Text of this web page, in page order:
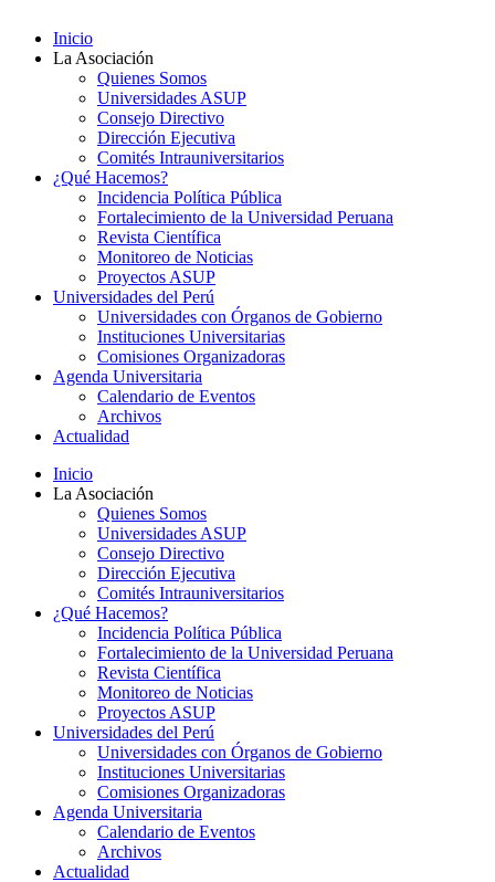
Inicio
La Asociación
Quienes Somos
Universidades ASUP
Consejo Directivo
Dirección Ejecutiva
Comités Intrauniversitarios
¿Qué Hacemos?
Incidencia Política Pública
Fortalecimiento de la Universidad Peruana
Revista Científica
Monitoreo de Noticias
Proyectos ASUP
Universidades del Perú
Universidades con Órganos de Gobierno
Instituciones Universitarias
Comisiones Organizadoras
Agenda Universitaria
Calendario de Eventos
Archivos
Actualidad
Inicio
La Asociación
Quienes Somos
Universidades ASUP
Consejo Directivo
Dirección Ejecutiva
Comités Intrauniversitarios
¿Qué Hacemos?
Incidencia Política Pública
Fortalecimiento de la Universidad Peruana
Revista Científica
Monitoreo de Noticias
Proyectos ASUP
Universidades del Perú
Universidades con Órganos de Gobierno
Instituciones Universitarias
Comisiones Organizadoras
Agenda Universitaria
Calendario de Eventos
Archivos
Actualidad